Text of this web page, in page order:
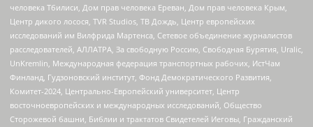
человека Тбилиси, Дом прав человека Ереван, Дом прав человека Крым,
Центр дикого лосося, TVR Studios, ТВ Дождь, Центр европейских
исследований им Вилфрида Мартенса, Сетевое объединение журналистов
расследователей, АЛЛАТРА, За свободную Россию, Свободная Бурятия, Uralic,
UnKremlin, Международная федерация транспортных рабочих, ИстЧам
Финланд, Гудзоновский институт, Фонд Демократического Развития,
Комитет-2024, Центрально-Европейский университет, Центр
восточноевропейских и международных исследований, Общество
Сторожевой башни, Библии и трактатов Свидетелей Иеговы, Гражданский